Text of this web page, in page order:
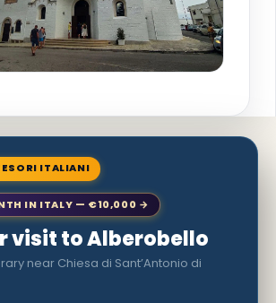
ITALIANI
IN ITALY — €10,000 →
visit to Alberobello
near Chiesa di Sant’Antonio di